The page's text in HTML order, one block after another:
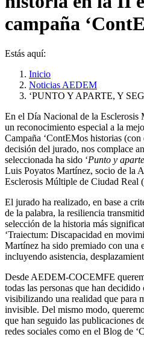
campaña
Estás aquí:
Inicio
Noticias AEDEM
‘PUNTO Y APARTE, Y
En el Día Nacional de la Esclerosis
un reconocimiento especial a la
Campaña ‘ContEMos historias (con
decisión del jurado, nos complace
seleccionada ha sido ‘Punto y
Luis Poyatos Martínez, socio de la
Esclerosis Múltiple de Ciudad
El jurado ha realizado, en base a
de la palabra, la resiliencia
selección de la historia más
‘Traiectum: Discapacidad en
Martínez ha sido premiado con una
incluyendo asistencia,
Desde AEDEM-COCEMFE
todas las personas que han decidido
visibilizando una realidad que para
invisible. Del mismo modo,
que han seguido las publicaciones
redes sociales como en el Blog de